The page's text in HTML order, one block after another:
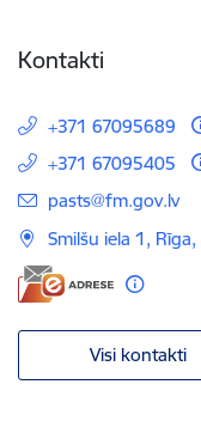
Kontakti
+371 67095689
+371 67095405
E-pasts:
pasts@fm.gov.lv
Smilšu iela 1,
Visi kontakti